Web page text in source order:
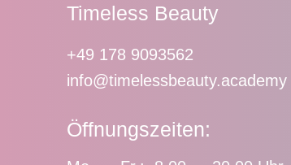
Timeless Beauty
+49 178 9093562
info@timelessbeauty.academy
Öffnungszeiten: